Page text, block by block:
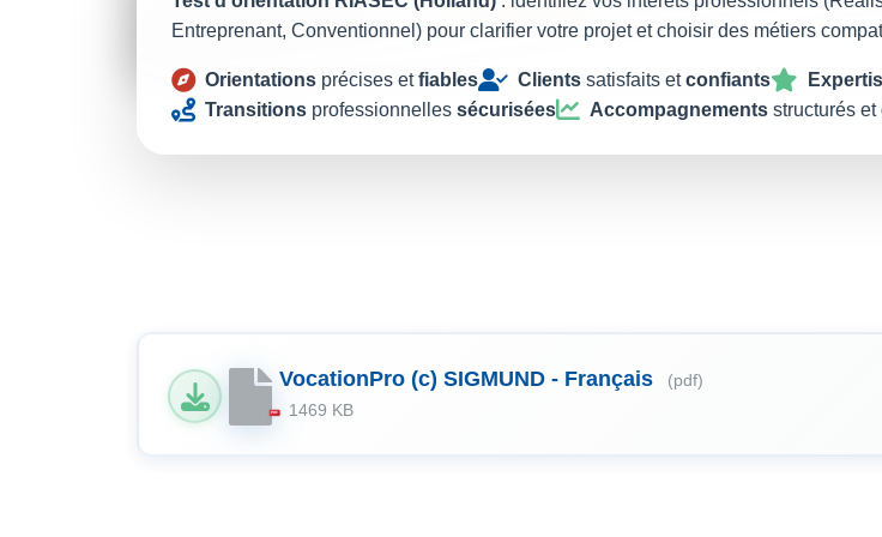
Entreprenant, Conventionnel) pour clarifier votre projet et choisir des métiers
Orientations précises etfiables Clients satisfaits etconfiants
Transitions professionnelles sécurisées Accompagnements structurés et
PDF
VocationPro (c) SIGMUND - Français
(pdf)
1469 KB